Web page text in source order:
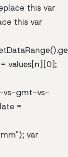
this var
this var
values[n][0];
vs-gmt-vs-
=
var